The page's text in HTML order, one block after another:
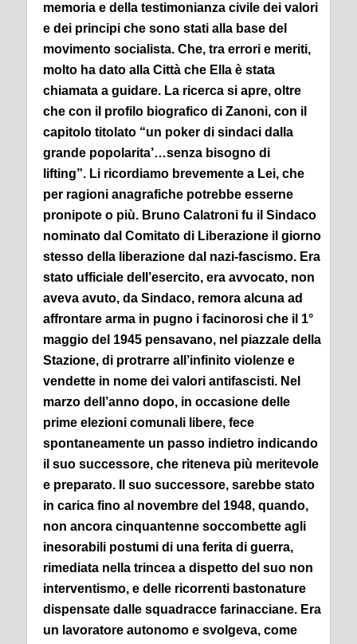
memoria e della testimonianza civile dei valori
e dei principi che sono stati alla base del
movimento socialista. Che, tra errori e meriti,
molto ha dato alla Città che Ella è stata
chiamata a guidare. La ricerca si apre, oltre
che con il profilo biografico di Zanoni, con il
capitolo titolato “un poker di sindaci dalla
grande popolarita’…senza bisogno di
lifting”. Li ricordiamo brevemente a Lei, che
per ragioni anagrafiche potrebbe esserne
pronipote o più. Bruno Calatroni fu il Sindaco
nominato dal Comitato di Liberazione il giorno
stesso della liberazione dal nazi-fascismo. Era
stato ufficiale dell’esercito, era avvocato, non
aveva avuto, da Sindaco, remora alcuna ad
affrontare arma in pugno i facinorosi che il 1°
maggio del 1945 pensavano, nel piazzale della
Stazione, di protrarre all’infinito violenze e
vendette in nome dei valori antifascisti. Nel
marzo dell’anno dopo, in occasione delle
prime elezioni comunali libere, fece
spontaneamente un passo indietro indicando
il suo successore, che riteneva più meritevole
e preparato.
Il suo successore, sarebbe stato
in carica fino al novembre del 1948, quando,
non ancora cinquantenne soccombette agli
inesorabili postumi di una ferita di guerra,
rimediata nella trincea a dispetto del suo non
interventismo, e delle ricorrenti bastonature
dispensate dalle squadracce farinacciane. Era
un lavoratore autonomo e svolgeva, come